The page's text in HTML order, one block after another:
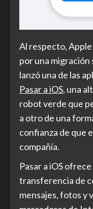
Al respecto,
por una migración
lanzó una de las
Pasar a iOS, una
robot verde que
a otro de una
confianza de que
compañía.
Pasar a iOS
transferencia de
mensajes, fotos y